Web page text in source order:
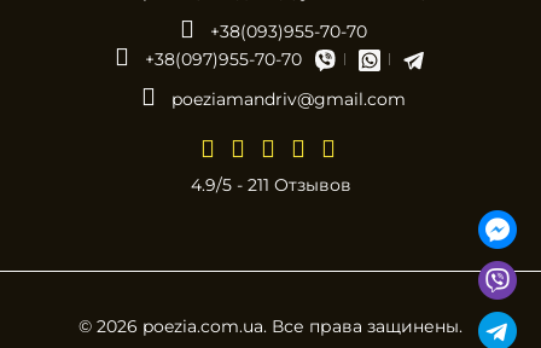
+38(093)955-70-70
+38(097)955-70-70
poeziamandriv@gmail.com
4.9/5 - 211 Отзывов
© 2026 poezia.com.ua. Все права защинены.